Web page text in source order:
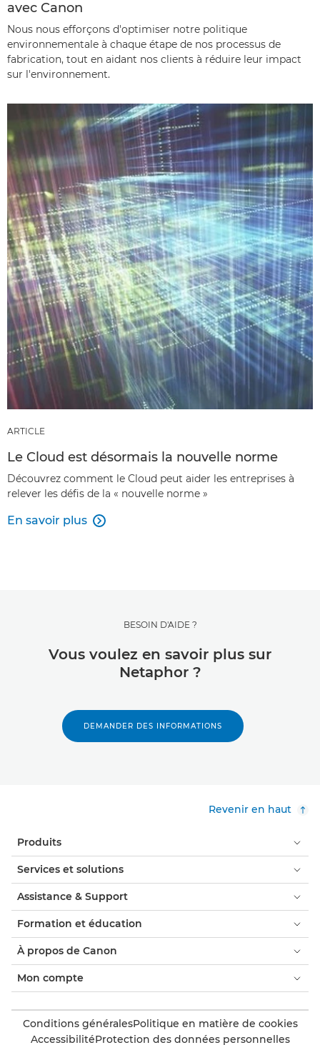
avec Canon
Nous nous efforçons d'optimiser notre politique
environnementale à chaque étape de nos processus de
fabrication, tout en aidant nos clients à réduire leur impact
sur l'environnement.
ARTICLE
Le Cloud est désormais la nouvelle norme
Découvrez comment le Cloud peut aider les entreprises à
relever les défis de la « nouvelle norme »
En savoir plus 
BESOIN D'AIDE ?
Vous voulez en savoir plus sur
Netaphor ?
DEMANDER DES INFORMATIONS
Revenir en haut
Produits
Services et solutions
Assistance & Support
Formation et éducation
À propos de Canon
Mon compte
Conditions généralesPolitique en matière de cookies
AccessibilitéProtection des données personnelles